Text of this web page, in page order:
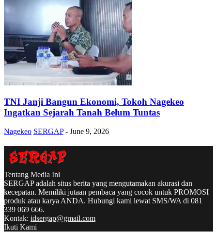
TNI Janji Bangun Ekonomi, Tokoh Nagekeo
Ingatkan Sejarah Tanah Belum Tuntas
Nagekeo SERGAP - June 9, 2026
Tentang Media Ini
SERGAP adalah situs berita yang mengutamakan akurasi dan
kecepatan. Memiliki jutaan pembaca yang cocok untuk PROMOSI
produk atau karya ANDA. Hubungi kami lewat SMS/WA di 081
339 069 666.
Kontak: idsergap@gmail.com
Ikuti Kami